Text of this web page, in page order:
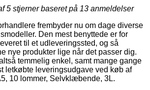
5 stjerner baseret på 13 anmeldelser
frembyder nu om dage diverse
Den mest benyttede er for
til et udleveringssted, og så
nye produkter lige når det passer dig.
temmelig enkel, samt mange gange
letkøbte leveringsudgave ved køb af
10 lommer, Selvklæbende, 3L.